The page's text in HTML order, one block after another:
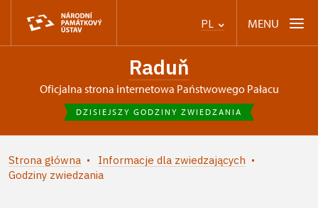
PL MENU
Raduň
Oficjalna strona internetowa Państwowego Pałacu
DZISIEJSZY GODZINY ZWIEDZANIA
Strona główna
Informacje dla zwiedzających
Godziny zwiedzania